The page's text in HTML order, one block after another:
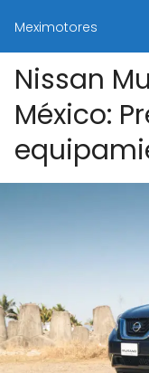
Meximotores
Nissan
México: